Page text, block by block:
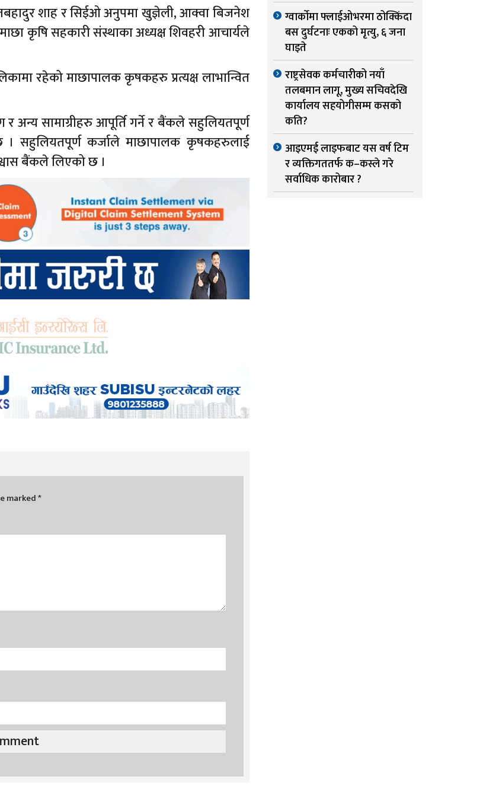
शाह र सिईओ अनुपमा खुज्ञेली, आक्वा बिजनेश
कृषि सहकारी संस्थाका अध्यक्ष शिवहरी आचार्यले
रहेको माछापालक कृषकहरु प्रत्यक्ष लाभान्वित
अन्य सामाग्रीहरु आपूर्ति गर्ने र बैंकले सहुलियतपूर्ण
सहुलियतपूर्ण कर्जाले माछापालक कृषकहरुलाई
बैंकले लिएको छ ।
marked*
ग्वार्काेमा फ्लाईओभरमा ठोक्किंदा
बस दुर्घटनाः एकको मृत्यु, ६ जना
घाइते
राष्ट्रसेवक कर्मचारीको नयाँ
तलबमान लागू, मुख्य सचिवदेखि
कार्यालय सहयोगीसम्म कसको
कति?
आइएमई लाइफबाट यस वर्ष टिम
र व्यक्तिगततर्फ क–कस्ले गरे
सर्वाधिक कारोबार ?